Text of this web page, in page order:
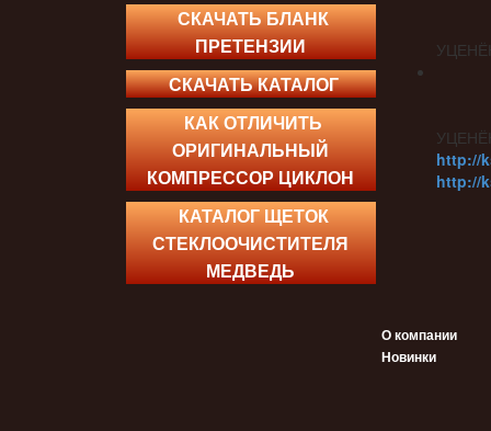
СКАЧАТЬ БЛАНК
ПРЕТЕНЗИИ
СКАЧАТЬ КАТАЛОГ
КАК ОТЛИЧИТЬ
ОРИГИНАЛЬНЫЙ
КОМПРЕССОР ЦИКЛОН
КАТАЛОГ ЩЕТОК
СТЕКЛООЧИСТИТЕЛЯ
МЕДВЕДЬ
http://
http://
О компании
Новинки